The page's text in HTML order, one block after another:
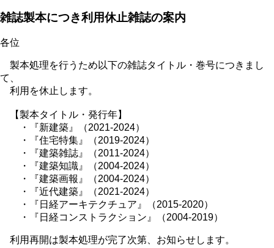
雑誌製本につき利用休止雑誌の案内
各位
製本処理を行うため以下の雑誌タイトル・巻号につきまし
て、
利用を休止します。
【製本タイトル・発行年】
・『新建築』（2021-2024）
・『住宅特集』（2019-2024）
・『建築雑誌』（2011-2024）
・『建築知識』（2004-2024）
・『建築画報』（2004-2024）
・『近代建築』（2021-2024）
・『日経アーキテクチュア』（2015-2020）
・『日経コンストラクション』（2004-2019）
利用再開は製本処理が完了次第、お知らせします。